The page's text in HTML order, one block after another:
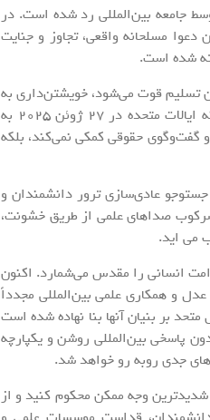
جامعه بین‌المللی رد شده است. در
بدون دعوا مسلحانه واقعی، تجاوز و جنایت
شده است.
تسلیم قوت می‌شود، خویشتن‌داری به
سخره گرفته می‌شود و نظم بین‌المللی به هوس‌‎بازی‌های راهبردی فرو می‌پاشد. نامه‌ای که ایالات متحده در ۲۷ ژوئن ۲۰۲۵ به
گفت‌وگوی حقوقی کمکی نمی‌کند، بلکه
عادی‌سازی ترور دانشمندان و
صداهای علمی از طریق خشونت،
می اید.
انسانی را مقدس می‌شمارد. اکنون
و همکاری علمی بین‌المللی مجدداً
بر بنیان آنها بنا نهاده شده است
پاسخی بین‌المللی روشن و یکپارچه
جدی روبه رو خواهد شد.
شدیدترین وجه ممکن محکوم کنید و از